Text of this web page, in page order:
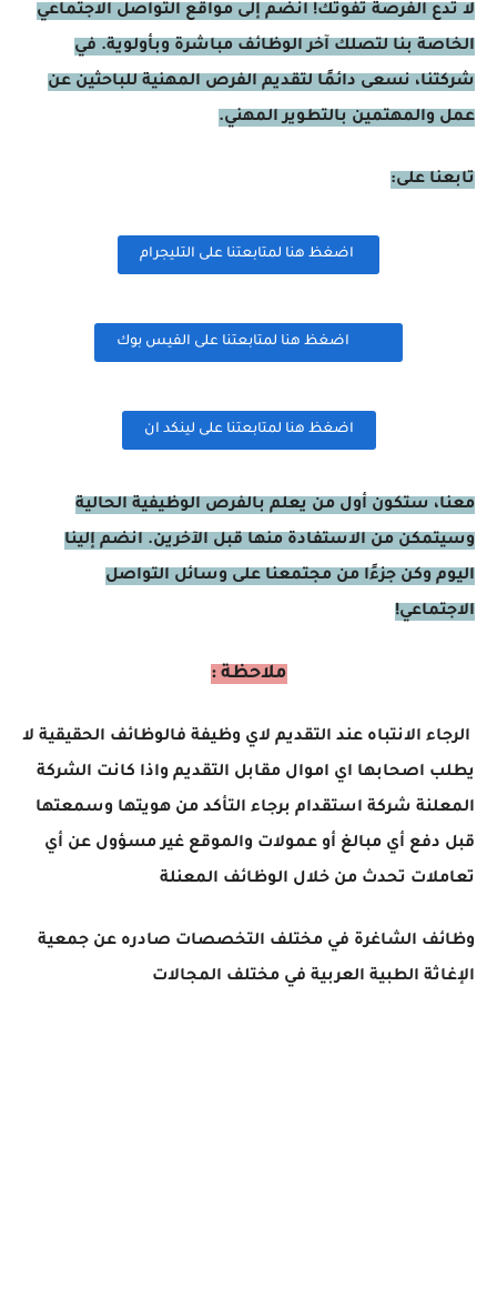
لا تدع الفرصة تفوتك! انضم إلى مواقع التواصل الاجتماعي
الخاصة بنا لتصلك آخر الوظائف مباشرة وبأولوية. في
شركتنا، نسعى دائمًا لتقديم الفرص المهنية للباحثين عن
عمل والمهتمين بالتطوير المهني.
تابعنا على:
اضغظ هنا لمتابعتنا على التليجرام
اضغظ هنا لمتابعتنا على الفيس بوك
اضغظ هنا لمتابعتنا على لينكد ان
معنا، ستكون أول من يعلم بالفرص الوظيفية الحالية
وسيتمكن من الاستفادة منها قبل الآخرين. انضم إلينا
اليوم وكن جزءًا من مجتمعنا على وسائل التواصل
الاجتماعي!
ملاحظة :
الرجاء الانتباه عند التقديم لاي وظيفة فالوظائف الحقيقية لا
يطلب اصحابها اي اموال مقابل التقديم واذا كانت الشركة
المعلنة شركة استقدام برجاء التأكد من هويتها وسمعتها
قبل دفع أي مبالغ أو عمولات والموقع غير مسؤول عن أي
تعاملات تحدث من خلال الوظائف المعنلة
وظائف الشاغرة في مختلف التخصصات صادره عن جمعية
الإغاثة الطبية العربية في مختلف المجالات